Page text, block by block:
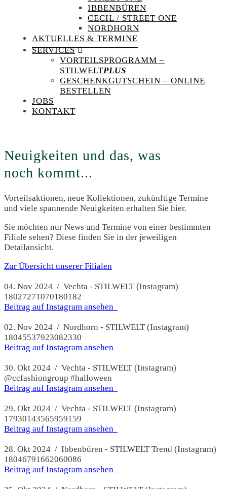
IBBENBÜREN
CECIL / STREET ONE
NORDHORN
AKTUELLES & TERMINE
SERVICES
VORTEILSPROGRAMM –
STILWELTPLUS
GESCHENKGUTSCHEIN – ONLINE
BESTELLEN
JOBS
KONTAKT
Neuigkeiten und das, was
noch kommt...
Vorteilsaktionen, neue Kollektionen, zukünftige Termine
und viele spannende Neuigkeiten erhalten Sie hier.
Sie möchten nur News und Termine von einer bestimmten
Filiale sehen? Diese finden Sie in der jeweiligen
Detailansicht.
Zur Übersicht unserer Filialen
04. Nov 2024 / Vechta - STILWELT (Instagram)
18027271070180182
Beitrag auf Instagram ansehen
02. Nov 2024 / Nordhorn - STILWELT (Instagram)
18045537923082330
Beitrag auf Instagram ansehen
30. Okt 2024 / Vechta - STILWELT (Instagram)
@ccfashiongroup #halloween
Beitrag auf Instagram ansehen
29. Okt 2024 / Vechta - STILWELT (Instagram)
17930143565959159
Beitrag auf Instagram ansehen
28. Okt 2024 / Ibbenbüren - STILWELT Trend (Instagram)
18046791662060086
Beitrag auf Instagram ansehen